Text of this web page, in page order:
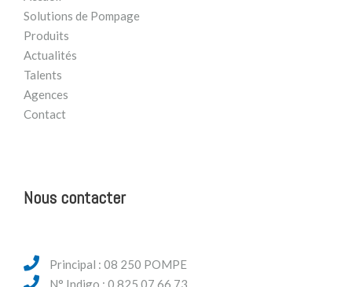
Solutions de Pompage
Produits
Actualités
Talents
Agences
Contact
Nous contacter
Principal : 08 250 POMPE
N° Indigo : 0 825 07 66 73